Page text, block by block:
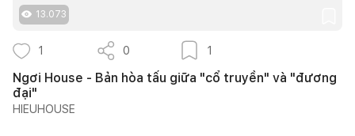
13.073
1 0 1
Ngơi House - Bản hòa tấu giữa "cổ truyền" và "đương
đại"
HIEUHOUSE